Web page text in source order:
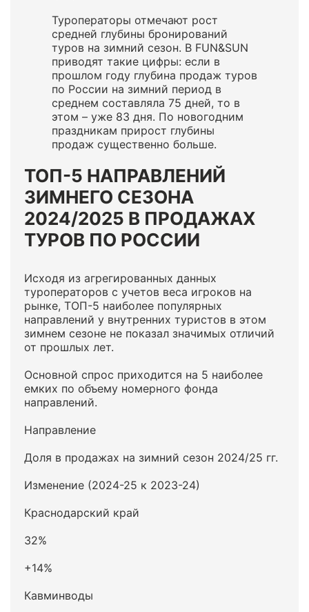
Туроператоры отмечают рост
средней глубины бронирований
туров на зимний сезон. В FUN&SUN
приводят такие цифры: если в
прошлом году глубина продаж туров
по России на зимний период в
среднем составляла 75 дней, то в
этом – уже 83 дня. По новогодним
праздникам прирост глубины
продаж существенно больше.
ТОП-5 НАПРАВЛЕНИЙ
ЗИМНЕГО СЕЗОНА
2024/2025 В ПРОДАЖАХ
ТУРОВ ПО РОССИИ
Исходя из агрегированных данных
туроператоров с учетов веса игроков на
рынке, ТОП-5 наиболее популярных
направлений у внутренних туристов в этом
зимнем сезоне не показал значимых отличий
от прошлых лет.
Основной спрос приходится на 5 наиболее
емких по объему номерного фонда
направлений.
Направление
Доля в продажах на зимний сезон 2024/25 гг.
Изменение (2024-25 к 2023-24)
Краснодарский край
32%
+14%
Кавминводы